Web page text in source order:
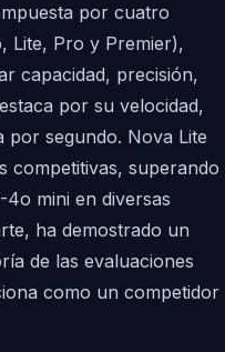
por cuatro
Lite, Pro y Premier),
capacidad, precisión,
por su velocidad,
por segundo. Nova Lite
competitivas, superando
mini en diversas
ha demostrado un
de las evaluaciones
como un competidor